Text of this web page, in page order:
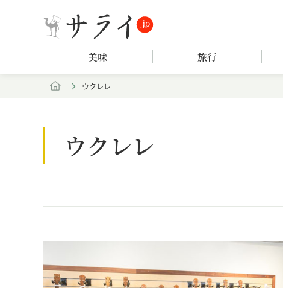
美味 旅行
ウクレレ
ウクレレ